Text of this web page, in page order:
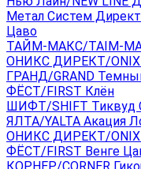
Метал Систем
Цаво
ТАЙМ-МАКС/TAIM-
ОНИКС ДИРЕКТ/ONIX
ГРАНД/GRAND
ФЁСТ/FIRST Клён
ШИФТ/SHIFT Тиквуд
ЯЛТА/YALTA Акация
ОНИКС ДИРЕКТ/ONIX
ФЁСТ/FIRST Венге